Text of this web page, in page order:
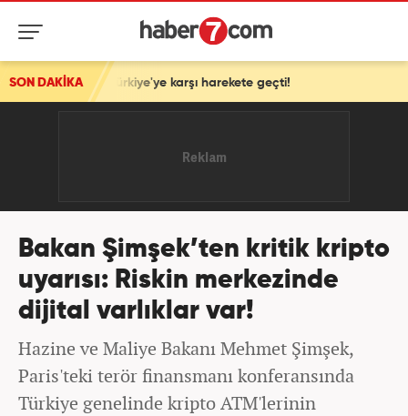
SON DAKİKAkarşı harekete geçti!
Bakan Şimşek’ten kritik kripto
uyarısı: Riskin merkezinde
dijital varlıklar var!
Hazine ve Maliye Bakanı Mehmet Şimşek,
Paris'teki terör finansmanı konferansında
Türkiye genelinde kripto ATM'lerinin